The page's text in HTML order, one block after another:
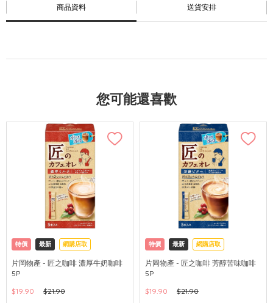
商品資料 送貨安排
您可能還喜歡
特價 最新 網購店取
片岡物產 - 匠之咖啡 濃厚牛奶咖啡
5P
$19.90
$21.90
特價 最新 網購店取
片岡物產 - 匠之咖啡 芳醇苦味咖啡
5P
$19.90
$21.90